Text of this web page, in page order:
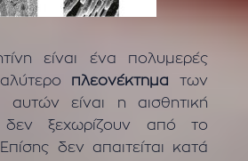
είναι ένα πολυμερές
πλεονέκτημα των
αυτών είναι η αισθητική
ξεχωρίζουν από το
δεν απαιτείται κατά